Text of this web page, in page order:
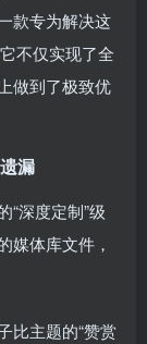
款专为解决这
不仅实现了全
做到了极致优
漏
“深度定制”级
媒体库文件，
比主题的“赞赏